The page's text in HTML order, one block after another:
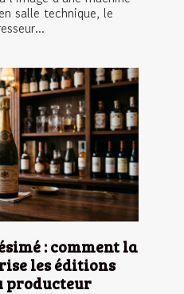
salle technique, le
: comment la
les éditions
producteur